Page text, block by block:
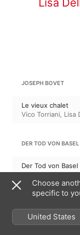
Lisa
JOSEPH BOVET
Le vieux chalet
Vico Torriani, Lisa
DER TOD VON BASEL
Der Tod von Basel
Vico Torriani
Dür ds Oberland
Choose
specific to
United States